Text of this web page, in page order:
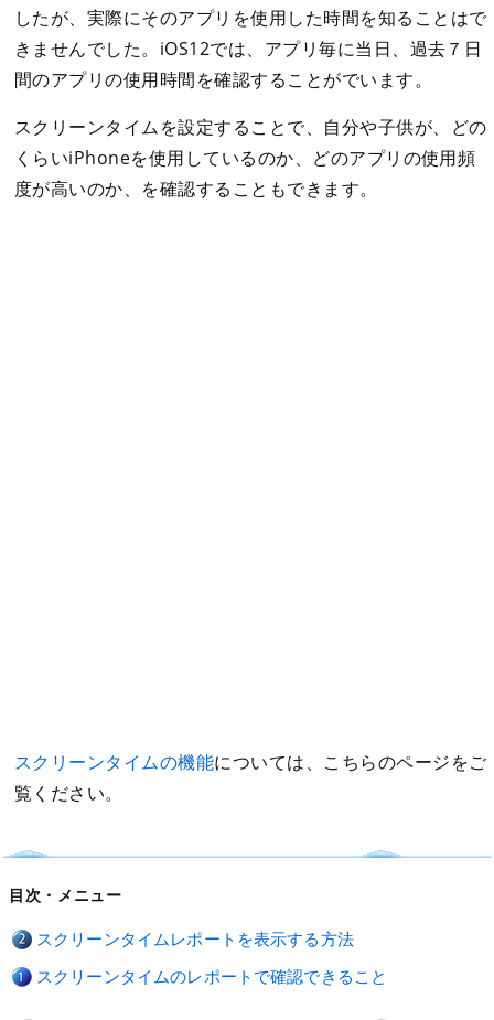
したが、実際にそのアプリを使用した時間を知ることはで
きませんでした。iOS12では、アプリ毎に当日、過去７日
間のアプリの使用時間を確認することがでいます。
スクリーンタイムを設定することで、自分や子供が、どの
くらいiPhoneを使用しているのか、どのアプリの使用頻
度が高いのか、を確認することもできます。
スクリーンタイムの機能については、こちらのページをご
覧ください。
目次・メニュー
スクリーンタイムレポートを表示する方法
スクリーンタイムのレポートで確認できること